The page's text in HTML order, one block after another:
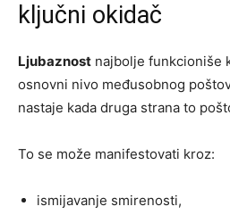
ključni okidač
Ljubaznost najbolje funkcioniše
osnovni nivo međusobnog
nastaje kada druga strana to
To se može manifestovati kroz:
ismijavanje smirenosti,